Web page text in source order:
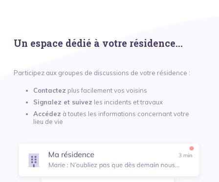
Un espace dédié à votre résidence...
Participez aux groupes de discussions de votre résidence :
Contactez plus facilement vos voisins
Signalez et suivez les incidents et travaux
Accédez à toutes les informations concernant votre
lieu de vie